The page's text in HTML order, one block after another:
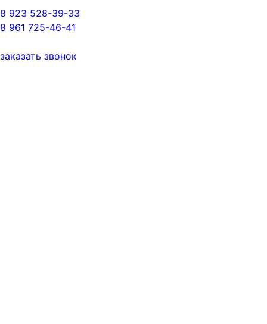
8 923 528-39-33
8 961 725-46-41
заказать звонок
Поиск